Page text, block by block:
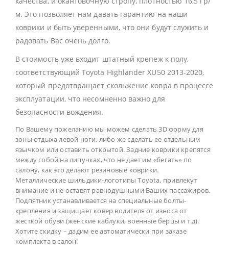
м. Это позволяет нам давать гарантию на наши
коврики и быть уверенными, что они будут служить и
радовать Вас очень долго.
В стоимость уже входит штатный крепеж к полу,
соответствующий Toyota Highlander XU50 2013-2020,
который предотвращает скольжение ковра в процессе
эксплуатации, что несомненно важно для
безопасности вождения.
По Вашему пожеланию мы можем сделать 3D форму для
зоны отдыха левой ноги, либо же сделать ее отдельным
язычком или оставить открытой. Задние коврики крепятся
между собой на липучках, что не дает им «бегать» по
салону, как это делают резиновые коврики.
Металлические шильдики-логотипы Toyota, привлекут
внимание и не оставят равнодушными Ваших пассажиров.
Подпятник устанавливается на специальные болты-
крепления и защищает ковер водителя от износа от
жесткой обуви (женские каблуки, военные берцы и т.д).
Хотите скидку – дадим ее автоматически при заказе
комплекта в салон!